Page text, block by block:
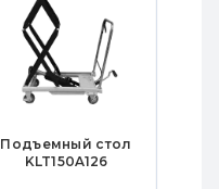
Подъемный стол
KLT150A126